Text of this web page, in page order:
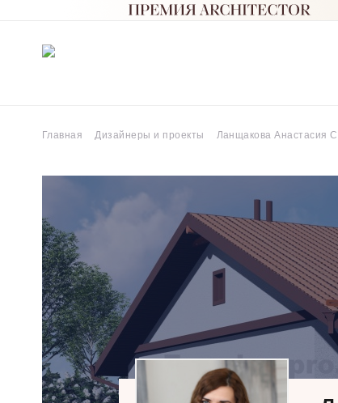
Главная Дизайнеры и проекты Ланщакова Анастасия